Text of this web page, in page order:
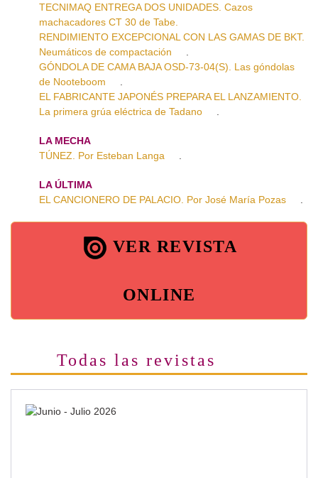
TECNIMAQ ENTREGA DOS UNIDADES. Cazos
machacadores CT 30 de Tabe.
RENDIMIENTO EXCEPCIONAL CON LAS GAMAS DE BKT.
Neumáticos de compactación
GÓNDOLA DE CAMA BAJA OSD-73-04(S). Las góndolas
de Nooteboom
EL FABRICANTE JAPONÉS PREPARA EL LANZAMIENTO.
La primera grúa eléctrica de Tadano
LA MECHA
TÚNEZ. Por Esteban Langa
LA ÚLTIMA
EL CANCIONERO DE PALACIO. Por José María Pozas
VER REVISTA
ONLINE
Todas las revistas